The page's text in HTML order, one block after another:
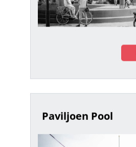
Paviljoen Pool